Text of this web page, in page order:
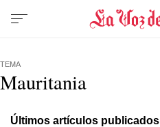
TEMA
Mauritania
Últimos artículos publicados